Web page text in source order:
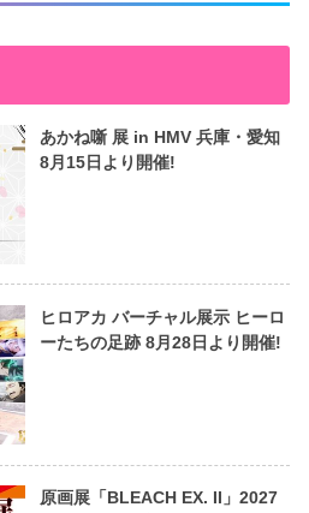
あかね噺 展 in HMV 兵庫・愛知
8月15日より開催!
ヒロアカ バーチャル展示 ヒーロ
ーたちの足跡 8月28日より開催!
原画展「BLEACH EX. II」2027